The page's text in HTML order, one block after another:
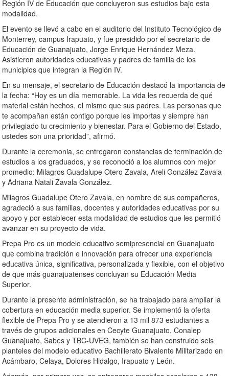
Región IV de Educación que concluyeron sus estudios bajo esta
modalidad.
El evento se llevó a cabo en el auditorio del Instituto Tecnológico de
Monterrey, campus Irapuato, y fue presidido por el secretario de
Educación de Guanajuato, Jorge Enrique Hernández Meza.
Asistieron autoridades educativas y padres de familia de los
municipios que integran la Región IV.
En su mensaje, el secretario de Educación destacó la importancia de
la fecha: “Hoy es un día memorable. La vida les recuerda de qué
material están hechos, el mismo que sus padres. Las personas que
te acompañan están contigo porque les importas y siempre han
privilegiado tu crecimiento y bienestar. Para el Gobierno del Estado,
ustedes son una prioridad”, afirmó.
Durante la ceremonia, se entregaron constancias de terminación de
estudios a los graduados, y se reconoció a los alumnos con mejor
promedio: Milagros Guadalupe Otero Zavala, Areli González Zavala
y Adriana Natali Zavala González.
Milagros Guadalupe Otero Zavala, en nombre de sus compañeros,
agradeció a sus familias, docentes y autoridades educativas por su
apoyo y por establecer esta modalidad de estudios que les permitió
avanzar en su proyecto de vida.
Prepa Pro es un modelo educativo semipresencial en Guanajuato
que combina tradición e innovación para ofrecer una experiencia
educativa única, significativa, personalizada y flexible, con el objetivo
de que más guanajuatenses concluyan su Educación Media
Superior.
Durante la presente administración, se ha trabajado para ampliar la
cobertura en educación media superior. Se implementó la oferta
flexible de Prepa Pro y se atendieron a 13 mil 873 estudiantes a
través de grupos adicionales en Cecyte Guanajuato, Conalep
Guanajuato, Sabes y TBC-UVEG, también se han construido seis
planteles del modelo educativo Bachillerato Bivalente Militarizado en
Acámbaro, Celaya, Dolores Hidalgo, Irapuato y León.